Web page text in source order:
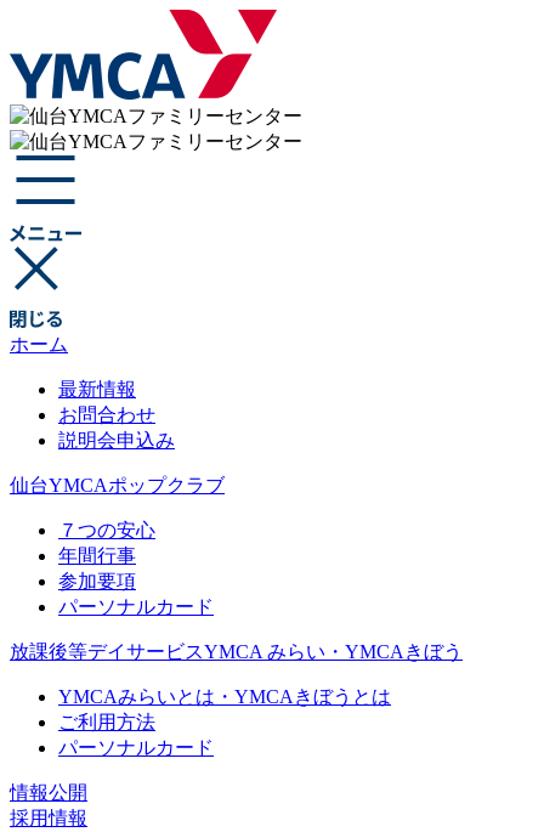
ホーム
最新情報
お問合わせ
説明会申込み
仙台YMCAポップクラブ
７つの安心
年間行事
参加要項
パーソナルカード
放課後等デイサービスYMCA みらい・YMCAきぼう
YMCAみらいとは・YMCAきぼうとは
ご利用方法
パーソナルカード
情報公開
採用情報